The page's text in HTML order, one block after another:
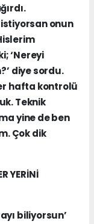
onun
‘Nereyi
diye sordu.
hafta kontrolü
Teknik
yine de ben
Çok dik
YERİNİ
biliyorsun’